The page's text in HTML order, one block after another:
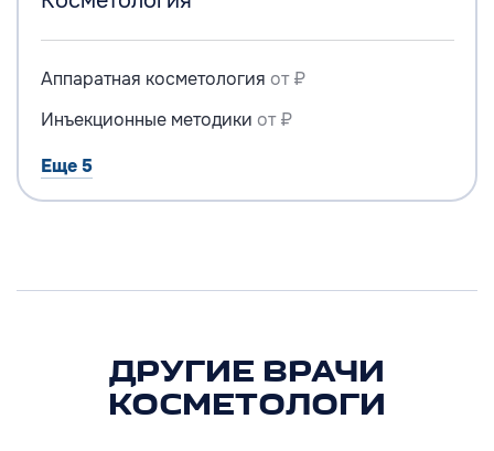
Аппаратная косметология от ₽
Инъекционные методики от ₽
Еще 5
ДРУГИЕ ВРАЧИ
КОСМЕТОЛОГИ